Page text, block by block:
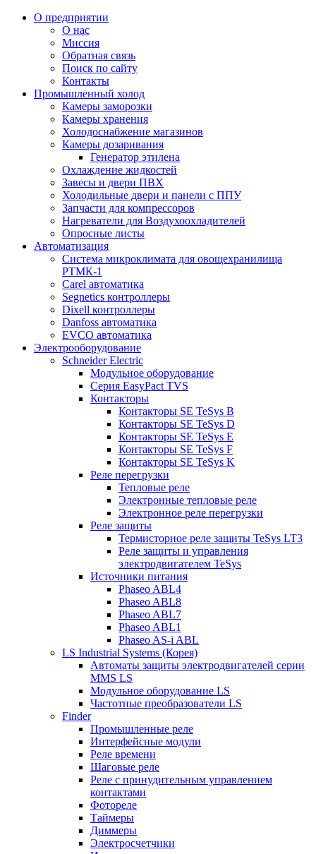
О предприятии
О нас
Миссия
Обратная связь
Поиск по сайту
Контакты
Промышленный холод
Камеры заморозки
Камеры хранения
Холодоснабжение магазинов
Камеры дозаривания
Генератор этилена
Oхлаждениe жидкостей
Завесы и двери ПВХ
Холодильные двери и панели с ППУ
Запчасти для компрессоров
Нагреватели для Воздухоохладителей
Опросные листы
Автоматизация
Система микроклимата для овощехранилища
РТМК-1
Carel автоматика
Segnetics контроллеры
Dixell контроллеры
Danfoss автоматика
EVCO автоматика
Электрооборудование
Schneider Electric
Модульное оборудование
Серия EasyPact TVS
Контакторы
Контакторы SE TeSys B
Контакторы SE TeSys D
Контакторы SE TeSys E
Контакторы SE TeSys F
Контакторы SE TeSys K
Реле перегрузки
Тепловые реле
Электронные тепловые реле
Электронное реле перегрузки
Реле защиты
Термисторное реле защиты TeSys LT3
Реле защиты и управления
электродвигателем TeSys
Источники питания
Phaseo ABL4
Phaseo ABL8
Phaseo ABL7
Phaseo ABL1
Phaseo AS-i ABL
LS Industrial Systems (Корея)
Автоматы защиты электродвигателей серии
MMS LS
Модульное оборудование LS
Частотные преобразователи LS
Finder
Промышленные реле
Интерфейсные модули
Реле времени
Шаговые реле
Реле с принудительным управлением
контактами
Фотореле
Таймеры
Диммеры
Электросчетчики